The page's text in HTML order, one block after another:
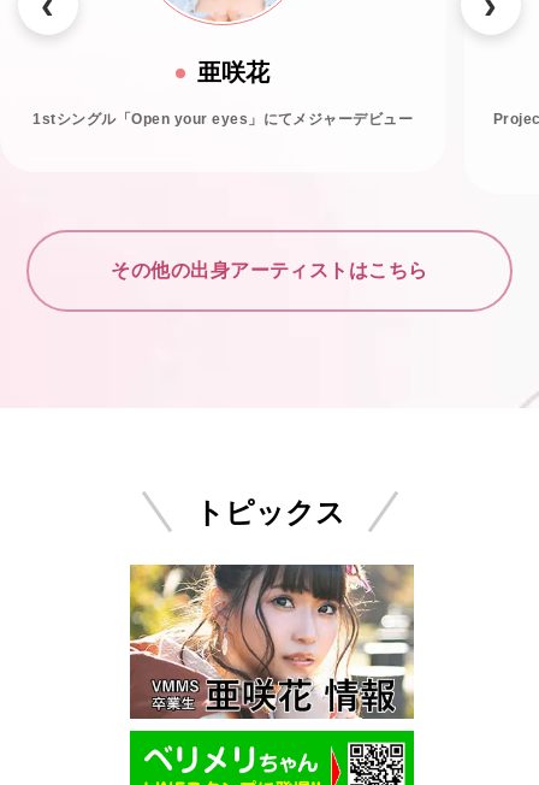
亜咲花
1stシングル「Open your eyes」にてメジャーデビュー
その他の出身アーティストはこちら
トピックス